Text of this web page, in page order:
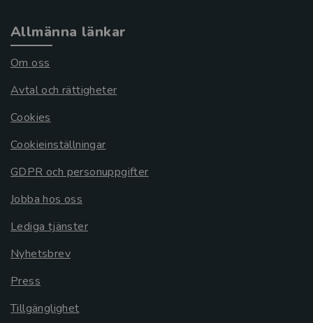
Allmänna länkar
Om oss
Avtal och rättigheter
Cookies
Cookieinställningar
GDPR och personuppgifter
Jobba hos oss
Lediga tjänster
Nyhetsbrev
Press
Tillgänglighet